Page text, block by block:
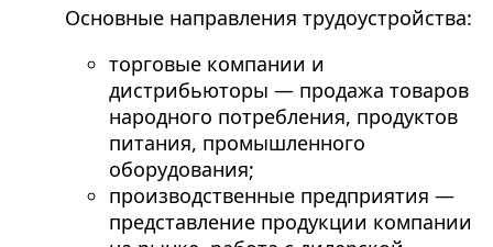
Основные направления трудоустройства:
торговые компании и
дистрибьюторы — продажа товаров
народного потребления, продуктов
питания, промышленного
оборудования;
производственные предприятия —
представление продукции компании